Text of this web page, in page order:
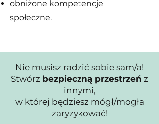
obniżone kompetencje
społeczne.
Nie musisz radzić sobie sam/a!
Stwórz bezpieczną przestrzeń z
innymi,
w której będziesz mógł/mogła
zaryzykować!